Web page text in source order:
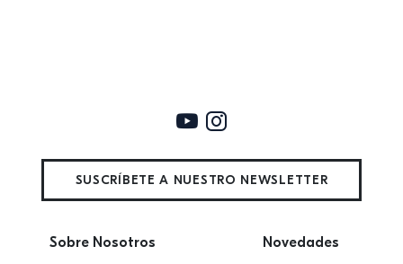
Sobre Nosotros
Novedades
SUSCRÍBETE A NUESTRO NEWSLETTER